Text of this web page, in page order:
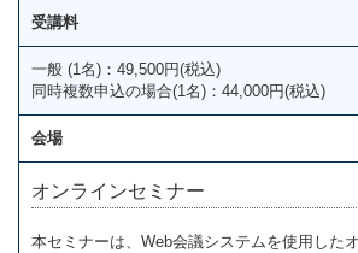
受講料
一般 (1名)：49,500円(税込)
同時複数申込の場合(1名)：44,000円(税込)
会場
オンラインセミナー
本セミナーは、Web会議システムを使用した